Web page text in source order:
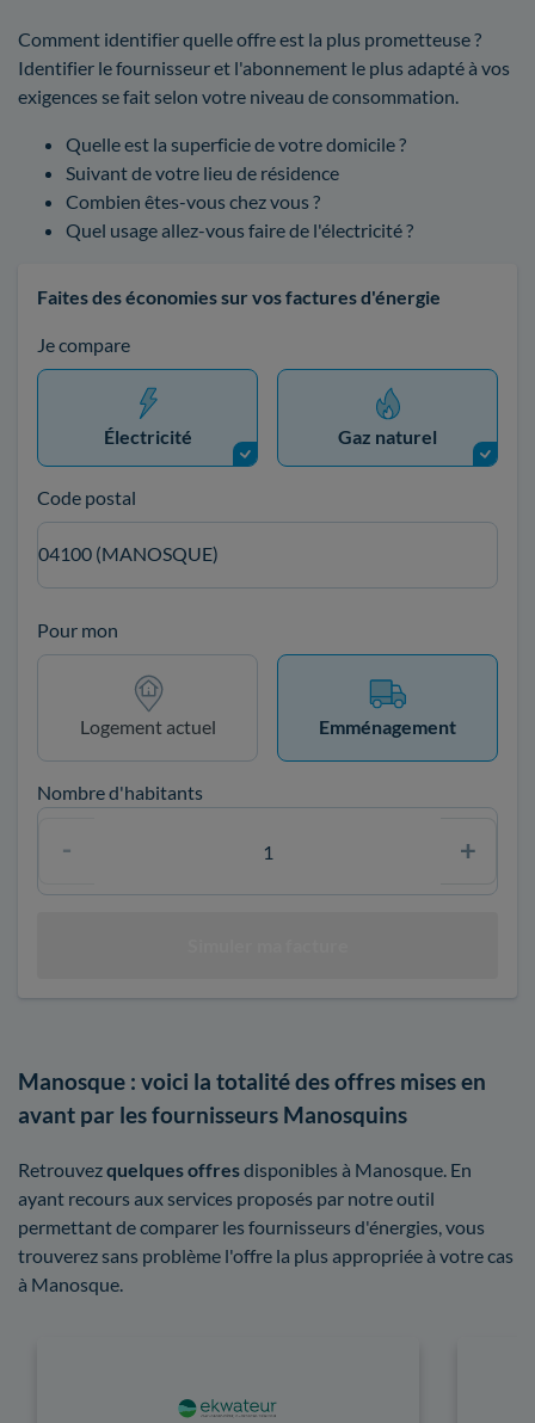
Comment identifier quelle offre est la plus prometteuse ?
Identifier le fournisseur et l'abonnement le plus adapté à vos
exigences se fait selon votre niveau de consommation.
Quelle est la superficie de votre domicile ?
Suivant de votre lieu de résidence
Combien êtes-vous chez vous ?
Quel usage allez-vous faire de l'électricité ?
Faites des économies sur vos factures d'énergie
Je compare
Électricité Gaz naturel
Code postal
04100 (MANOSQUE)
Pour mon
Logement actuel Emménagement
Nombre d'habitants
Manosque : voici la totalité des offres mises en
avant par les fournisseurs Manosquins
Retrouvezquelques offresdisponibles à Manosque. En
ayant recours aux services proposés par notre outil
permettant de comparer les fournisseurs d'énergies, vous
trouverez sans problème l'offre la plus appropriée à votre cas
à Manosque.